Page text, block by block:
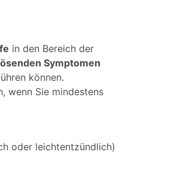
in den Bereich der
Symptomen
können.
wenn Sie mindestens
oder leichtentzündlich)